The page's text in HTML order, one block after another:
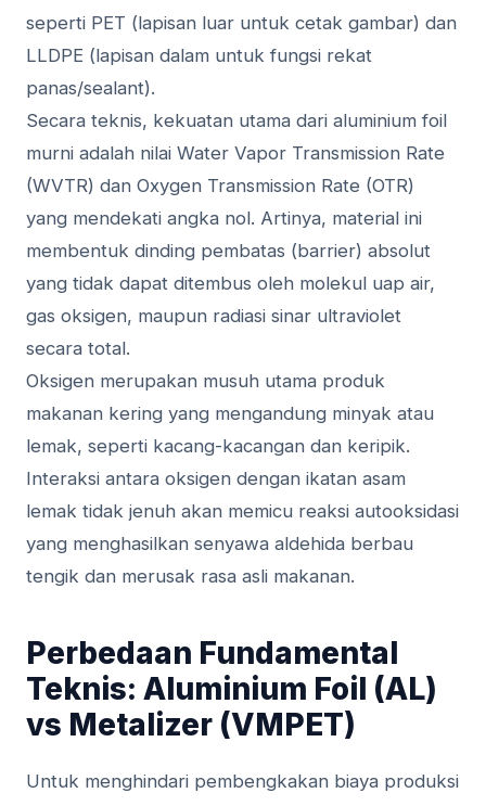
seperti PET (lapisan luar untuk cetak gambar) dan
LLDPE (lapisan dalam untuk fungsi rekat
panas/sealant).
Secara teknis, kekuatan utama dari aluminium foil
murni adalah nilai Water Vapor Transmission Rate
(WVTR) dan Oxygen Transmission Rate (OTR)
yang mendekati angka nol. Artinya, material ini
membentuk dinding pembatas (barrier) absolut
yang tidak dapat ditembus oleh molekul uap air,
gas oksigen, maupun radiasi sinar ultraviolet
secara total.
Oksigen merupakan musuh utama produk
makanan kering yang mengandung minyak atau
lemak, seperti kacang-kacangan dan keripik.
Interaksi antara oksigen dengan ikatan asam
lemak tidak jenuh akan memicu reaksi autooksidasi
yang menghasilkan senyawa aldehida berbau
tengik dan merusak rasa asli makanan.
Perbedaan Fundamental
Teknis: Aluminium Foil (AL)
vs Metalizer (VMPET)
Untuk menghindari pembengkakan biaya produksi